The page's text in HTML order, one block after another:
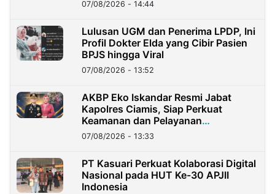
07/08/2026 - 14:44
Lulusan UGM dan Penerima LPDP, Ini
Profil Dokter Elda yang Cibir Pasien
BPJS hingga Viral
07/08/2026 - 13:52
AKBP Eko Iskandar Resmi Jabat
Kapolres Ciamis, Siap Perkuat
Keamanan dan Pelayanan
Masyarakat
07/08/2026 - 13:33
PT Kasuari Perkuat Kolaborasi Digital
Nasional pada HUT Ke-30 APJII
Indonesia